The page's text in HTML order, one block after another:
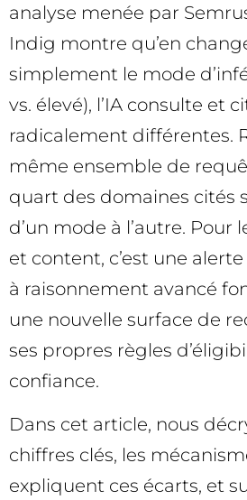
analyse menée par
Indig montre qu’en
simplement le mode
vs. élevé), l’IA consulte et
radicalement différentes.
même ensemble de
quart des domaines cités
d’un mode à l’autre. Pour
et content, c’est une
à raisonnement avancé
une nouvelle surface de
ses propres règles
confiance.
Dans cet article, nous
chiffres clés, les
expliquent ces écarts, et